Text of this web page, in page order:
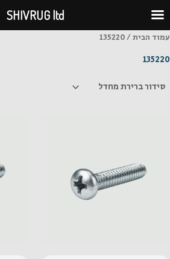
לתוכן
עמוד הבית/ 135220
135220
SHIVRUG ltd